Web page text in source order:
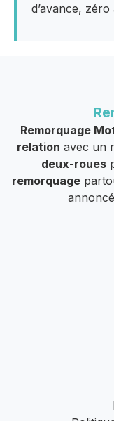
d’avance,
Remorquage
relation avec un
deux-roues
remorquage